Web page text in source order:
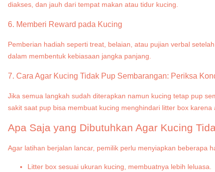
diakses, dan jauh dari tempat makan atau tidur kucing.
6. Memberi Reward pada Kucing
Pemberian hadiah seperti treat, belaian, atau pujian verbal
dalam membentuk kebiasaan jangka panjang.
7. Cara Agar Kucing Tidak Pup Sembarangan: Periksa
Jika semua langkah sudah diterapkan namun kucing tetap pup
sakit saat pup bisa membuat kucing menghindari litter box karena
Apa Saja yang Dibutuhkan Agar Kucing
Agar latihan berjalan lancar, pemilik perlu menyiapkan beberapa
Litter box sesuai ukuran kucing, membuatnya lebih leluasa.